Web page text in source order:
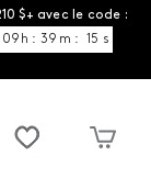
$+ avec le code :
09 h : 39 m : 15 s